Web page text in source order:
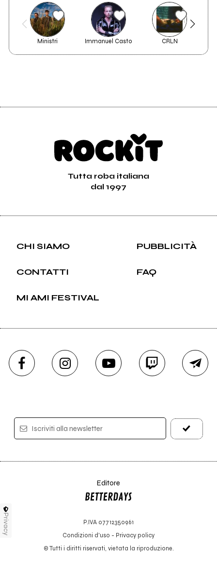
Ministri Immanuel Casto CRLN
Tutta roba italiana
dal 1997
CHI SIAMO PUBBLICITÀ
CONTATTI FAQ
MI AMI FESTIVAL
Iscriviti alla newsletter
Editore
P.IVA 07712350961
Condizioni d'uso - Privacy policy
© Tutti i diritti riservati, vietata la riproduzione.
Privacy